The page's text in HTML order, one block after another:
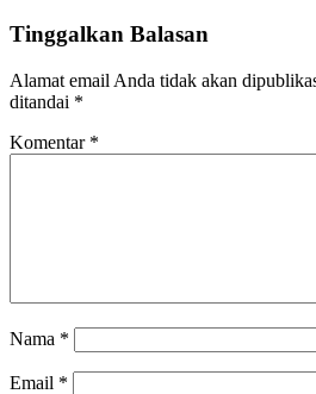
Tinggalkan Balasan
Alamat email Anda tidak akan
ditandai *
Komentar *
Nama *
Email *